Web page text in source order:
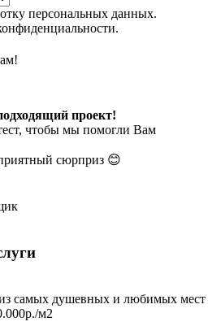
персональных данных.
проект!
чтобы мы помогли Вам
сюрприз 😊
самых душевных и любимых мест
м2